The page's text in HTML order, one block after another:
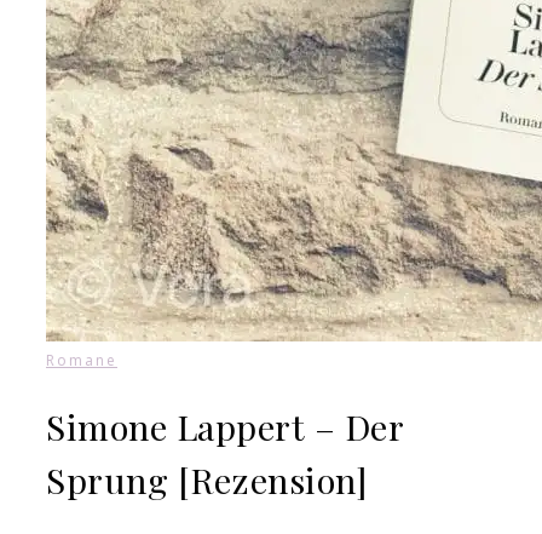
Romane
Simone Lappert – Der
Sprung [Rezension]